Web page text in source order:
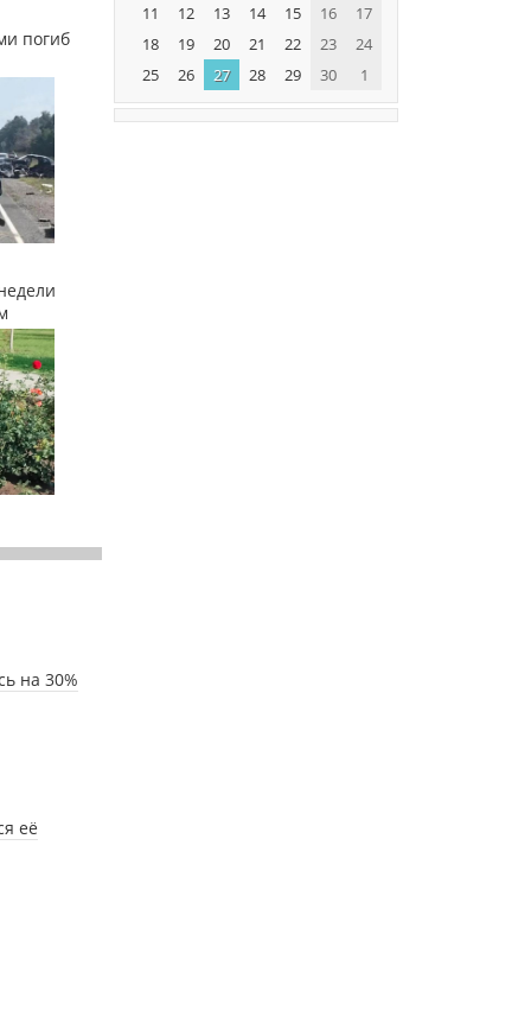
погиб
на 30%
её
11
12 13 14 15 16
17
18
19 20 21 22 23
24
25
26 27 28 29 30 1